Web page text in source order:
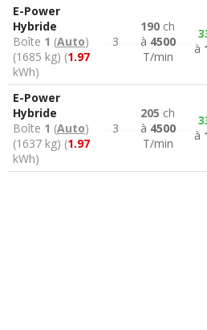
E-Power
Hybride
Boîte 1 (Auto)
(1685 kg) (1.97
kWh)
3
190 ch
à 4500
T/min
à
E-Power
Hybride
Boîte 1 (Auto)
(1637 kg) (1.97
kWh)
3
205 ch
à 4500
T/min
à